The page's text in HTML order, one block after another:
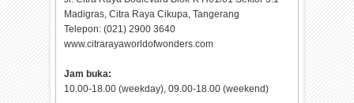
Madigras, Citra Raya Cikupa, Tangerang
Telepon: (021) 2900 3640
www.citrarayaworldofwonders.com
Jam buka:
10.00-18.00 (weekday), 09.00-18.00 (weekend)